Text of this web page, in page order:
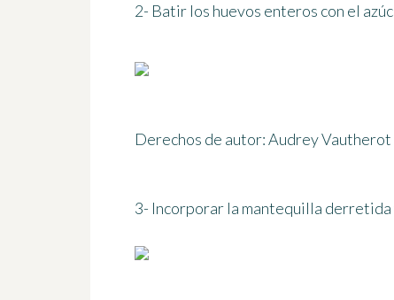
2- Batir los huevos enteros con el
Derechos de autor: Audrey Vautherot
3- Incorporar la mantequilla derretida